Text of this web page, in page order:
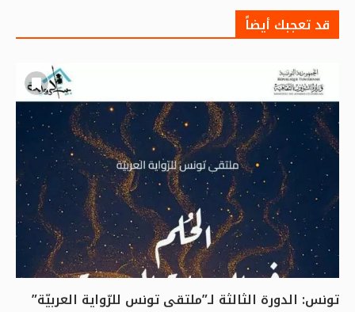
قد تعجبك أيضاً
تونس: الدورة الثالثة لـ”ملتقى تونس للرّواية العربيّة”